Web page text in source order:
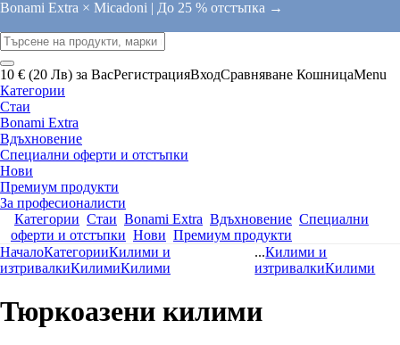
Bonami Extra × Micadoni | До 25 % отстъпка →
10 € (20 Лв) за ВасРегистрацияВходСравняване КошницаMenu
Категории
Стаи
Bonami Extra
Вдъхновение
Специални оферти и отстъпки
Нови
Премиум продукти
За професионалисти
Категории Стаи Bonami Extra Вдъхновение Специални
оферти и отстъпки Нови Премиум продукти
НачалоКатегорииКилими и
изтривалкиКилимиКилими
...Килими и
изтривалкиКилими
Тюркоазени килими